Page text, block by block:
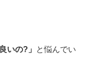
いの?」
と悩んでい